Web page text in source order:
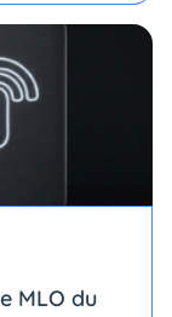
MLO du